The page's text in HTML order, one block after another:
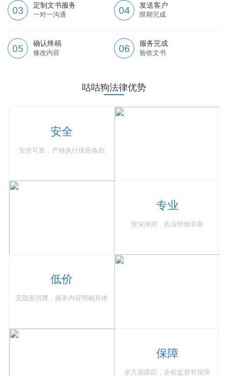
03
定制文书服务
一对一沟通 04
发送客户
限期完成
05
确认终稿
修改内容 06
服务完成
验收文书
咕咕狗法律优势
安全
安全可靠，严格执行保密条款
专业
资深律师，执业经验丰富
低价
无隐形消费，服务内容明确具体
保障
全方面跟踪，全程监督有保障